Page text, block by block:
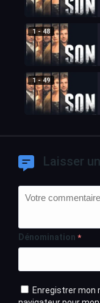
1 - 48
1 - 49
Laisser
Dénomination *
Enregistrer mon